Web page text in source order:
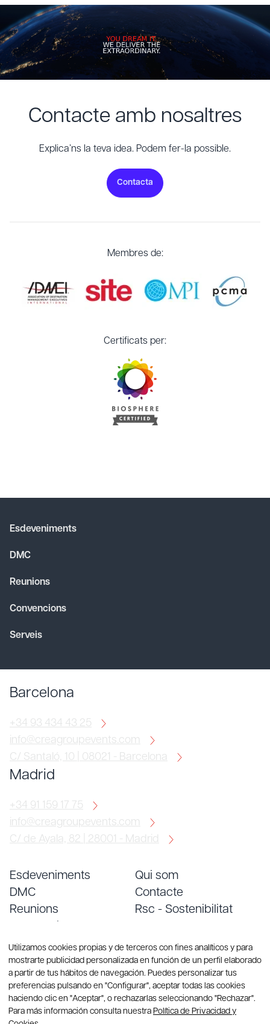
Contacte amb nosaltres
Explica’ns la teva idea. Podem fer-la possible.
Contacta
Membres de:
Certificats per:
Esdeveniments
DMC
Reunions
Convencions
Serveis
Barcelona
+34 93 434 43 25
info@creagroupevents.com
C/ Santaló, 10 | 08021 - Barcelona
Madrid
+34 91 159 17 75
info@creagroupevents.com
C/ de Ayala, 82 | 28001 - Madrid
Esdeveniments
DMC
Reunions
Serveis
Qui som
Contacte
Rsc - Sostenibilitat
Blog
Utilizamos cookies propias y de terceros con fines analíticos y para
mostrarte publicidad personalizada en función de un perfil elaborado
a partir de tus hábitos de navegación. Puedes personalizar tus
preferencias pulsando en "Configurar", aceptar todas las cookies
haciendo clic en "Aceptar", o rechazarlas seleccionando "Rechazar".
Para más información consulta nuestra Política de Privacidad y